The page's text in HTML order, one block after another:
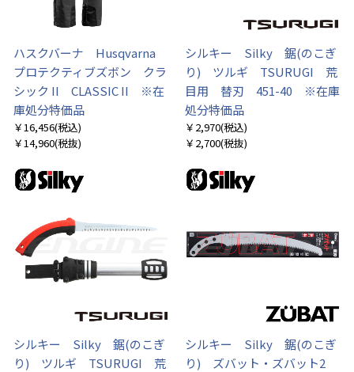
ハスクバーナ Husqvarna
プロテクティブズボン クラ
シック II CLASSIC II ※在
庫処分特価品
￥16,456(税込)
￥14,960(税抜)
シルキー Silky 鋸(のこぎ
り) ツルギ TSURUGI 荒
目用 替刃 451-40 ※在庫
処分特価品
￥2,970(税込)
￥2,700(税抜)
シルキー Silky 鋸(のこぎ
り) ツルギ TSURUGI 荒
シルキー Silky 鋸(のこぎ
り) ズバット・ズバット2